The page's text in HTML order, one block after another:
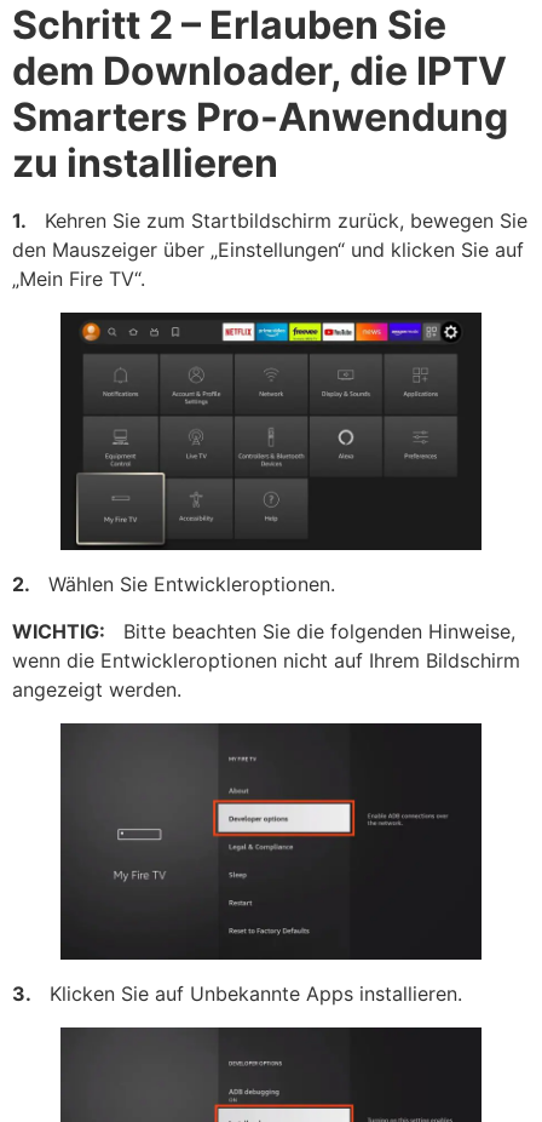
Schritt 2 – Erlauben Sie
dem Downloader, die IPTV
Smarters Pro-Anwendung
zu installieren
1. Kehren Sie zum Startbildschirm zurück, bewegen Sie
den Mauszeiger über „Einstellungen“ und klicken Sie auf
„Mein Fire TV“.
2. Wählen Sie Entwickleroptionen.
WICHTIG: Bitte beachten Sie die folgenden Hinweise,
wenn die Entwickleroptionen nicht auf Ihrem Bildschirm
angezeigt werden.
3. Klicken Sie auf Unbekannte Apps installieren.